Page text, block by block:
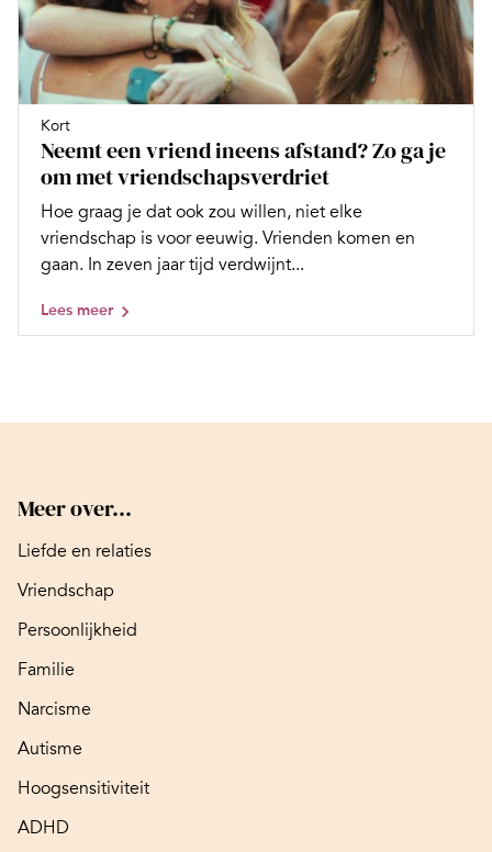
Kort
Neemt een vriend ineens afstand? Zo ga je
om met vriendschapsverdriet
Hoe graag je dat ook zou willen, niet elke
vriendschap is voor eeuwig. Vrienden komen en
gaan. In zeven jaar tijd verdwijnt...
Lees meer
Meer over...
Liefde en relaties
Vriendschap
Persoonlijkheid
Familie
Narcisme
Autisme
Hoogsensitiviteit
ADHD